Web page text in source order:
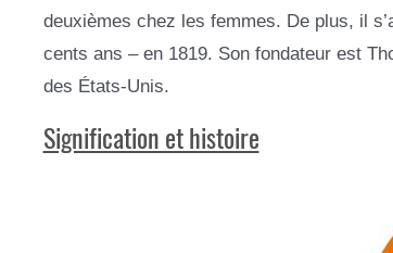
deuxièmes chez les femmes. De plus, il
cents ans – en 1819. Son fondateur est
des États-Unis.
Signification et histoire